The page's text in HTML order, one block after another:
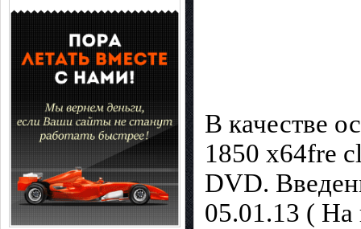
В качестве
1850 x64fre
DVD.
05.01.13 ( На